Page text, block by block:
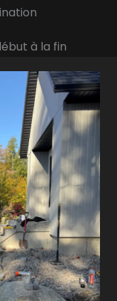
à la fin